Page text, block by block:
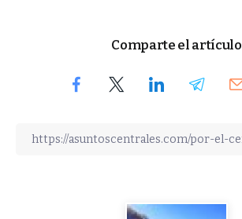
Comparte el artículo